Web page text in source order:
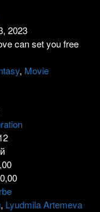
2023
can set you free
, Movie
, Lyudmila Artemeva